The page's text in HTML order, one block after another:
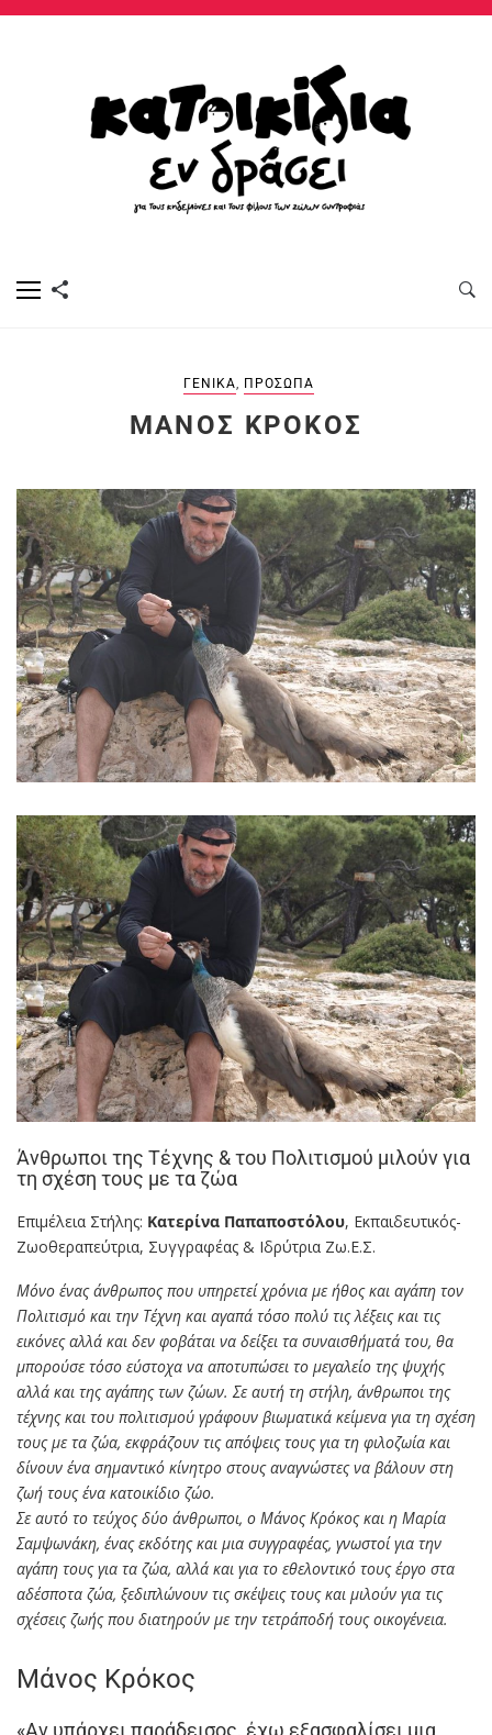
ΓΕΝΙΚΆ, ΠΡΌΣΩΠΑ
ΜΆΝΟΣ ΚΡΌΚΟΣ
Άνθρωποι της Τέχνης & του Πολιτισμού μιλούν για
τη σχέση τους με τα ζώα
Επιμέλεια Στήλης: Κατερίνα Παπαποστόλου, Εκπαιδευτικός-
Ζωοθεραπεύτρια, Συγγραφέας & Ιδρύτρια Ζω.Ε.Σ.
Μόνο ένας άνθρωπος που υπηρετεί χρόνια με ήθος και αγάπη τον
Πολιτισμό και την Τέχνη και αγαπά τόσο πολύ τις λέξεις και τις
εικόνες αλλά και δεν φοβάται να δείξει τα συναισθήματά του, θα
μπορούσε τόσο εύστοχα να αποτυπώσει το μεγαλείο της ψυχής
αλλά και της αγάπης των ζώων. Σε αυτή τη στήλη, άνθρωποι της
τέχνης και του πολιτισμού γράφουν βιωματικά κείμενα για τη σχέση
τους με τα ζώα, εκφράζουν τις απόψεις τους για τη φιλοζωία και
δίνουν ένα σημαντικό κίνητρο στους αναγνώστες να βάλουν στη
ζωή τους ένα κατοικίδιο ζώο.
Σε αυτό το τεύχος δύο άνθρωποι, ο Μάνος Κρόκος και η Μαρία
Σαμψωνάκη, ένας εκδότης και μια συγγραφέας, γνωστοί για την
αγάπη τους για τα ζώα, αλλά και για το εθελοντικό τους έργο στα
αδέσποτα ζώα, ξεδιπλώνουν τις σκέψεις τους και μιλούν για τις
σχέσεις ζωής που διατηρούν με την τετράποδή τους οικογένεια.
Μάνος Κρόκος
«Αν υπάρχει παράδεισος, έχω εξασφαλίσει μια